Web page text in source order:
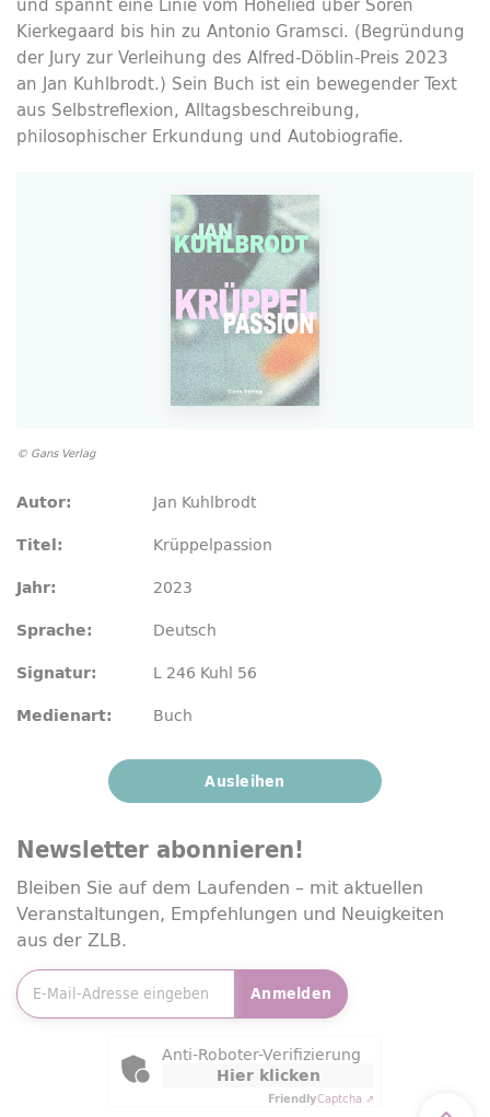
Kierkegaard bis hin zu Antonio Gramsci. (Begründung
der Jury zur Verleihung des Alfred-Döblin-Preis 2023
an Jan Kuhlbrodt.) Sein Buch ist ein bewegender Text
aus Selbstreflexion, Alltagsbeschreibung,
philosophischer Erkundung und Autobiografie.
© Gans Verlag
Autor: Jan Kuhlbrodt
Titel: Krüppelpassion
Jahr: 2023
Sprache: Deutsch
Signatur: L 246 Kuhl 56
Medienart: Buch
Ausleihen
Newsletter abonnieren!
Bleiben Sie auf dem Laufenden – mit aktuellen
Veranstaltungen, Empfehlungen und Neuigkeiten
aus der ZLB.
Anmelden
Friendly Captcha
Anti-Roboter-Verifizierung
Hier klicken
FriendlyCaptcha ⇗